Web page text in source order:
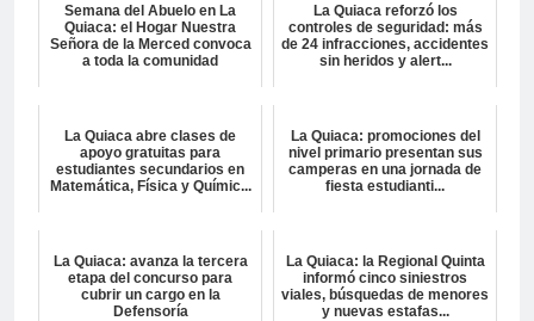
Semana del Abuelo en La
Quiaca: el Hogar Nuestra
Señora de la Merced convoca
a toda la comunidad
La Quiaca reforzó los
controles de seguridad: más
de 24 infracciones, accidentes
sin heridos y alert...
La Quiaca abre clases de
apoyo gratuitas para
estudiantes secundarios en
Matemática, Física y Químic...
La Quiaca: promociones del
nivel primario presentan sus
camperas en una jornada de
fiesta estudianti...
La Quiaca: avanza la tercera
etapa del concurso para
cubrir un cargo en la
Defensoría
La Quiaca: la Regional Quinta
informó cinco siniestros
viales, búsquedas de menores
y nuevas estafas...